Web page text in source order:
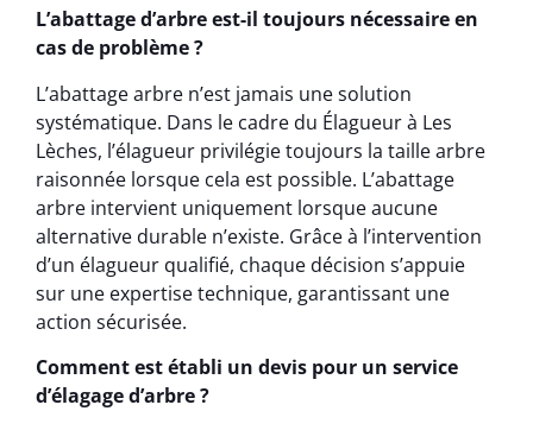
L’abattage d’arbre est-il toujours nécessaire en
cas de problème ?
L’abattage arbre n’est jamais une solution
systématique. Dans le cadre du Élagueur à Les
Lèches, l’élagueur privilégie toujours la taille arbre
raisonnée lorsque cela est possible. L’abattage
arbre intervient uniquement lorsque aucune
alternative durable n’existe. Grâce à l’intervention
d’un élagueur qualifié, chaque décision s’appuie
sur une expertise technique, garantissant une
action sécurisée.
Comment est établi un devis pour un service
d’élagage d’arbre ?